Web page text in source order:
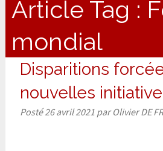
Article Tag :
mondial
Disparitions
nouvelles
Posté26 avril 2021 par Olivier DE